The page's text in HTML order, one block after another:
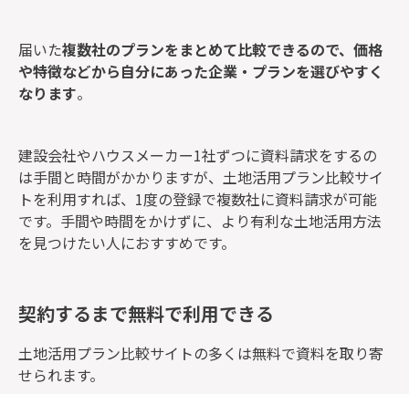
届いた複数社のプランをまとめて比較できるので、価格
や特徴などから自分にあった企業・プランを選びやすく
なります。
建設会社やハウスメーカー1社ずつに資料請求をするの
は手間と時間がかかりますが、土地活用プラン比較サイ
トを利用すれば、1度の登録で複数社に資料請求が可能
です。手間や時間をかけずに、より有利な土地活用方法
を見つけたい人におすすめです。
契約するまで無料で利用できる
土地活用プラン比較サイトの多くは無料で資料を取り寄
せられます。